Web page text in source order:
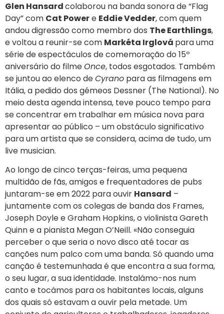
Glen Hansardcolaborou na banda sonora de “Flag
Day” com Cat Powere Eddie Vedder, com quem
andou digressão como membro dos The Earthlings,
e voltou a reunir-se com Markéta Irglová para uma
série de espectáculos de comemoração do 15º
aniversário do filmeOnce, todos esgotados. Também
se juntou ao elenco deCyrano para as filmagens em
Itália, a pedido dos gémeos Dessner (The National). No
meio desta agenda intensa, teve pouco tempo para
se concentrar em trabalhar em música nova para
apresentar ao público – um obstáculo significativo
para um artista que se considera, acima de tudo, um
live musician.
Ao longo de cinco terças-feiras, uma pequena
multidão de fãs, amigos e frequentadores de pubs
juntaram-se em 2022 para ouvir Hansard –
juntamente com os colegas de banda dos Frames,
Joseph Doyle e Graham Hopkins, o violinista Gareth
Quinn e a pianista Megan O’Neill. «Não conseguia
perceber o que seria o novo disco até tocar as
canções num palco com uma banda. Só quando uma
canção é testemunhada é que encontra a sua forma,
o seu lugar, a sua identidade. Instalámo-nos num
canto e tocámos para os habitantes locais, alguns
dos quais só estavam a ouvir pela metade. Um